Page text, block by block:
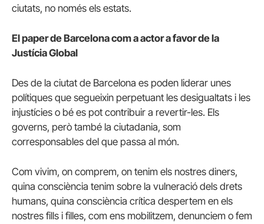
ciutats, no només els estats.
El paper de Barcelona com a actor a favor de la
Justícia Global
Des de la ciutat de Barcelona es poden liderar unes
polítiques que segueixin perpetuant les desigualtats i les
injustícies o bé es pot contribuir a revertir-les. Els
governs, però també la ciutadania, som
corresponsables del que passa al món.
Com vivim, on comprem, on tenim els nostres diners,
quina consciència tenim sobre la vulneració dels drets
humans, quina consciència crítica despertem en els
nostres fills i filles, com ens mobilitzem, denunciem o fem